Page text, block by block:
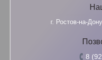
г. Ростов-на-
8